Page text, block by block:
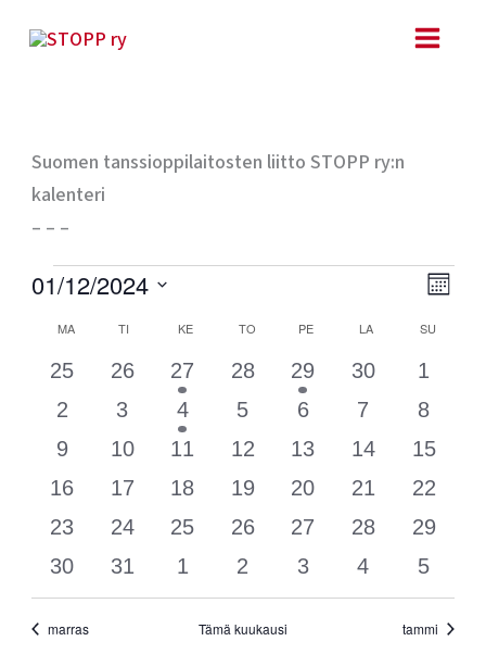
sisältöön
Suomen tanssioppilaitosten liitto STOPP ry:n
kalenteri
– – –
Tapahtumat
01/12/2024
Kalenteri
Tapahtumat
MA TI KE TO PE LA SU
0
tapahtumat
25
0
tapahtumat
26
1
tapahtuma
27
0
tapahtumat
28
1
tapahtuma
29
0
tapahtumat
30
0
1
0
tapahtumat
2
0
tapahtumat
3
1
tapahtuma
4
0
tapahtumat
5
0
tapahtumat
6
0
tapahtumat
7
0
8
0
tapahtumat
9
0
tapahtumat
10
0
tapahtumat
11
0
tapahtumat
12
0
tapahtumat
13
0
tapahtumat
14
0
15
0
tapahtumat
16
0
tapahtumat
17
0
tapahtumat
18
0
tapahtumat
19
0
tapahtumat
20
0
tapahtumat
21
0
22
0
tapahtumat
23
0
tapahtumat
24
0
tapahtumat
25
0
tapahtumat
26
0
tapahtumat
27
0
tapahtumat
28
0
29
0
tapahtumat
30
0
tapahtumat
31
0
tapahtumat
1
0
tapahtumat
2
0
tapahtumat
3
0
tapahtumat
4
0
5
marras Tämä kuukausi tammi